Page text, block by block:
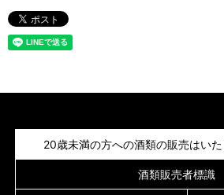
20歳未満の方への酒類の販売はいた
酒類販売者標識